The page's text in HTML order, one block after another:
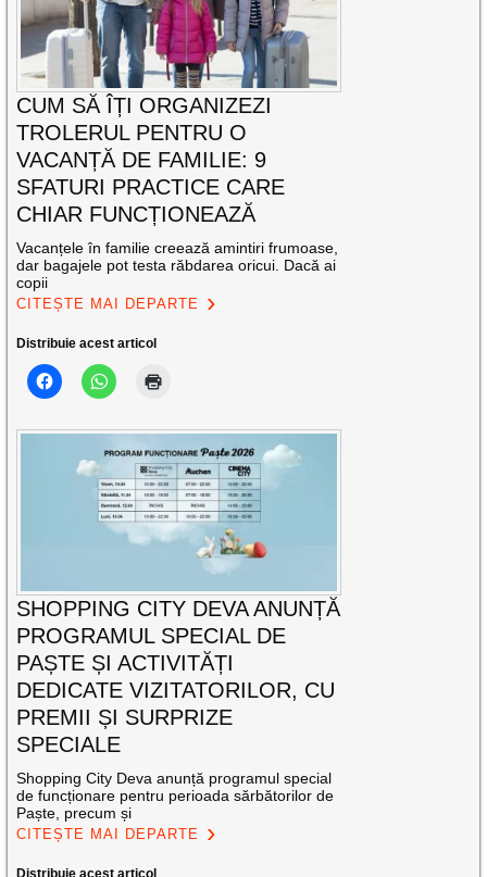
CUM SĂ ÎȚI ORGANIZEZI
TROLERUL PENTRU O
VACANȚĂ DE FAMILIE: 9
SFATURI PRACTICE CARE
CHIAR FUNCȚIONEAZĂ
Vacanțele în familie creează amintiri frumoase,
dar bagajele pot testa răbdarea oricui. Dacă ai
copii
CITEȘTE MAI DEPARTE
Distribuie acest articol
SHOPPING CITY DEVA ANUNȚĂ
PROGRAMUL SPECIAL DE
PAȘTE ȘI ACTIVITĂȚI
DEDICATE VIZITATORILOR, CU
PREMII ȘI SURPRIZE
SPECIALE
Shopping City Deva anunță programul special
de funcționare pentru perioada sărbătorilor de
Paște, precum și
CITEȘTE MAI DEPARTE
Distribuie acest articol